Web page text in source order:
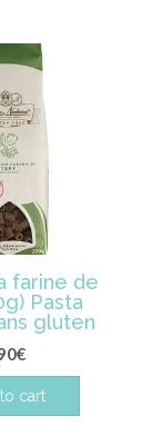
farine de
Pasta
gluten
€
cart